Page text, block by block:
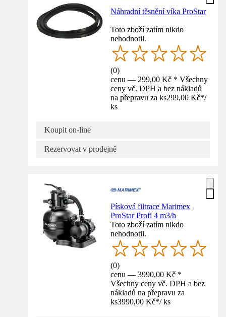
Náhradní těsnění víka ProStar
Toto zboží zatím nikdo
nehodnotil.
(0)
cenu — 299,00 Kč * Všechny
ceny vč. DPH a bez nákladů
na přepravu za ks299,00 Kč*/
ks
Koupit on-line
Rezervovat v prodejně
Písková filtrace Marimex
ProStar Profi 4 m3/h
Toto zboží zatím nikdo
nehodnotil.
(0)
cenu — 3990,00 Kč *
Všechny ceny vč. DPH a bez
nákladů na přepravu za
ks3990,00 Kč*/ ks